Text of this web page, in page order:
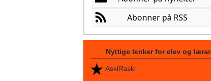
Nyttige lenker for elev og lærar
AskiRaski